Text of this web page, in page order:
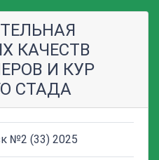
КАЧЕСТВ
И КУР
СТАДА
№2 (33) 2025